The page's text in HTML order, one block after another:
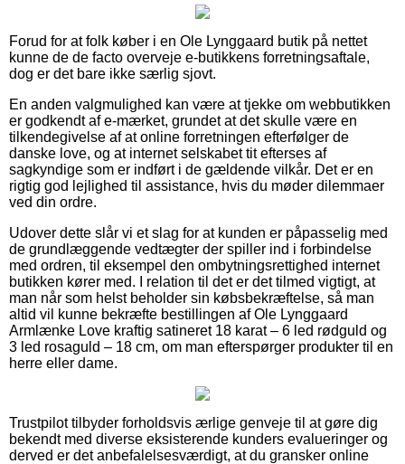
Forud for at folk køber i en Ole Lynggaard butik på nettet
kunne de de facto overveje e-butikkens forretningsaftale,
dog er det bare ikke særlig sjovt.
En anden valgmulighed kan være at tjekke om webbutikken
er godkendt af e-mærket, grundet at det skulle være en
tilkendegivelse af at online forretningen efterfølger de
danske love, og at internet selskabet tit efterses af
sagkyndige som er indført i de gældende vilkår. Det er en
rigtig god lejlighed til assistance, hvis du møder dilemmaer
ved din ordre.
Udover dette slår vi et slag for at kunden er påpasselig med
de grundlæggende vedtægter der spiller ind i forbindelse
med ordren, til eksempel den ombytningsrettighed internet
butikken kører med. I relation til det er det tilmed vigtigt, at
man når som helst beholder sin købsbekræftelse, så man
altid vil kunne bekræfte bestillingen af Ole Lynggaard
Armlænke Love kraftig satineret 18 karat – 6 led rødguld og
3 led rosaguld – 18 cm, om man efterspørger produkter til en
herre eller dame.
Trustpilot tilbyder forholdsvis ærlige genveje til at gøre dig
bekendt med diverse eksisterende kunders evalueringer og
derved er det anbefalelsesværdigt, at du gransker online